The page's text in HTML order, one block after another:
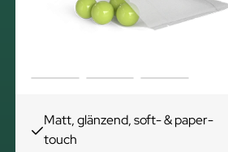
Matt, glänzend, soft- & paper-
touch